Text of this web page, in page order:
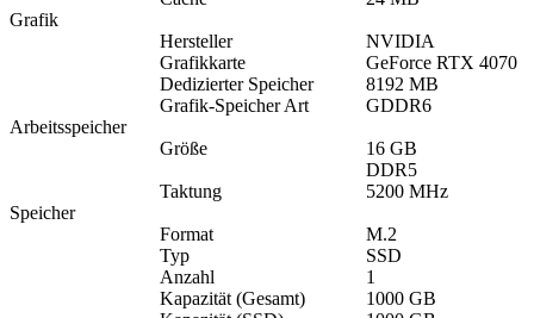
Grafik
Hersteller
NVIDIA
Grafikkarte
GeForce RTX 4070
Dedizierter Speicher
8192 MB
Grafik-Speicher Art
GDDR6
Arbeitsspeicher
Größe
16 GB
DDR5
Taktung
5200 MHz
Speicher
Format
M.2
Typ
SSD
Anzahl
1
Kapazität (Gesamt)
1000 GB